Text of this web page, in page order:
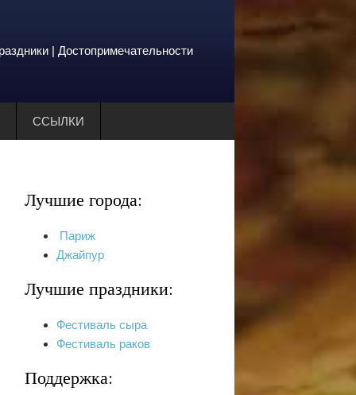
| Достопримечательности
ССЫЛКИ
Лучшие города:
Париж
Джайпур
Лучшие праздники:
Фестиваль сыра
Фестиваль раков
Поддержка: